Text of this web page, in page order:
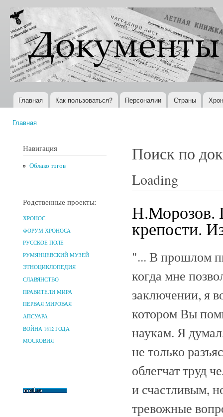
Документы
XX века
Всемирная
история в
Интернете
Главное меню
Главная Как пользоваться? Персоналии Страны
Главная
Навигация
Облако тэгов
Родственные проекты:
ХРОНОС
ФОРУМ ХРОНОСА
РУССКОЕ ПОЛЕ
РУМЯНЦЕВСКИЙ МУЗЕЙ
ЭТНОЦИКЛОПЕДИЯ
СЛАВЯНСТВО
ПРАВИТЕЛИ МИРА
ПЕРВАЯ МИРОВАЯ
АПСУАРА
ВОЙНА 1812 ГОДА
МОСКОВИЯ
Поиск по
Loading
Н.Морозов.
крепости.
"... В прошлом
когда мне
заключении, я
котором Вы
наукам. Я
не только
облегчат труд
и счастливым,
тревожные